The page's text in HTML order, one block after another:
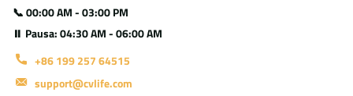
📞 00:00 AM - 03:00 PM
⏸ Pausa: 04:30 AM - 06:00 AM
+86 199 257 64515
support@cvlife.com